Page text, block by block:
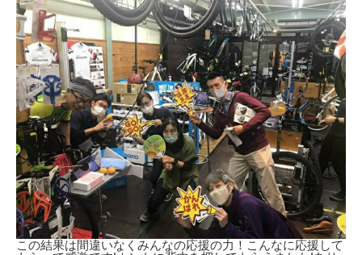
この結果は間違いなくみんなの応援の力！こんなに応援して